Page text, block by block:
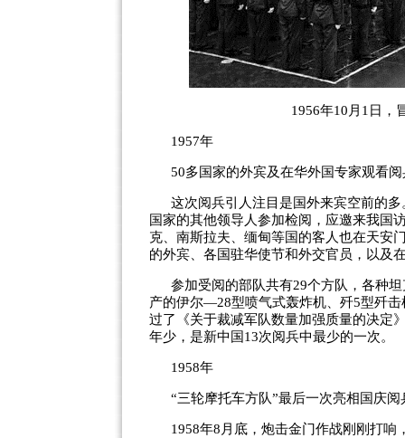
1956年10月1日，
1957年
50多国家的外宾及在华外国专家观看
这次阅兵引人注目是国外来宾空前的
国家的其他领导人参加检阅，应邀来我国
克、南斯拉夫、缅甸等国的客人也在天安
的外宾、各国驻华使节和外交官员，以及
参加受阅的部队共有29个方队，各种
产的伊尔—28型喷气式轰炸机、歼5型歼
过了《关于裁减军队数量加强质量的决定
年少，是新中国13次阅兵中最少的一次。
1958年
“三轮摩托车方队”最后一次亮相国庆阅
1958年8月底，炮击金门作战刚刚打